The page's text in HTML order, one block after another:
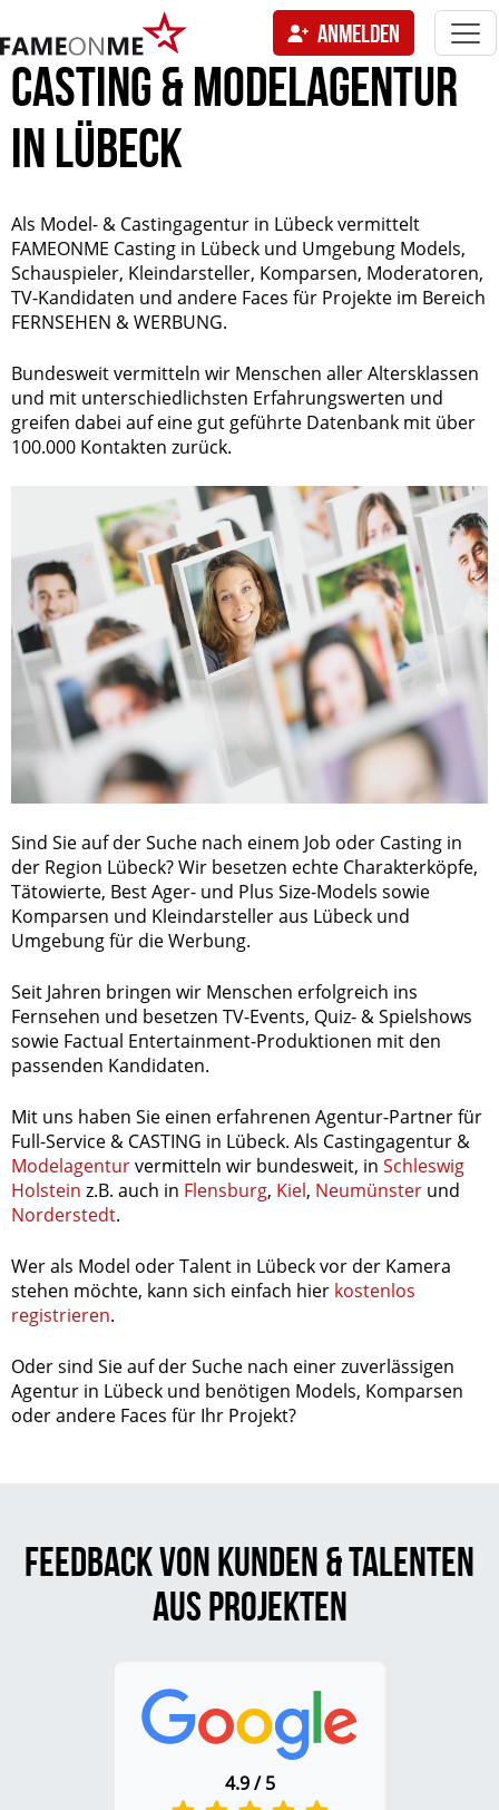
ANMELDEN
CASTING & MODELAGENTUR
IN LÜBECK
Als Model- & Castingagentur in Lübeck vermittelt
FAMEONME Casting in Lübeck und Umgebung Models,
Schauspieler, Kleindarsteller, Komparsen, Moderatoren,
TV-Kandidaten und andere Faces für Projekte im Bereich
FERNSEHEN & WERBUNG.
Bundesweit vermitteln wir Menschen aller Altersklassen
und mit unterschiedlichsten Erfahrungswerten und
greifen dabei auf eine gut geführte Datenbank mit über
100.000 Kontakten zurück.
Sind Sie auf der Suche nach einem Job oder Casting in
der Region Lübeck? Wir besetzen echte Charakterköpfe,
Tätowierte, Best Ager- und Plus Size-Models sowie
Komparsen und Kleindarsteller aus Lübeck und
Umgebung für die Werbung.
Seit Jahren bringen wir Menschen erfolgreich ins
Fernsehen und besetzen TV-Events, Quiz- & Spielshows
sowie Factual Entertainment-Produktionen mit den
passenden Kandidaten.
Mit uns haben Sie einen erfahrenen Agentur-Partner für
Full-Service & CASTING in Lübeck. Als Castingagentur &
Modelagenturvermitteln wir bundesweit, in Schleswig
Holstein z.B. auch in Flensburg, Kiel, Neumünster und
Norderstedt.
Wer als Model oder Talent in Lübeck vor der Kamera
stehen möchte, kann sich einfach hier kostenlos
registrieren.
Oder sind Sie auf der Suche nach einer zuverlässigen
Agentur in Lübeck und benötigen Models, Komparsen
oder andere Faces für Ihr Projekt?
Feedback von Kunden & Talenten
aus Projekten
4.9 / 5